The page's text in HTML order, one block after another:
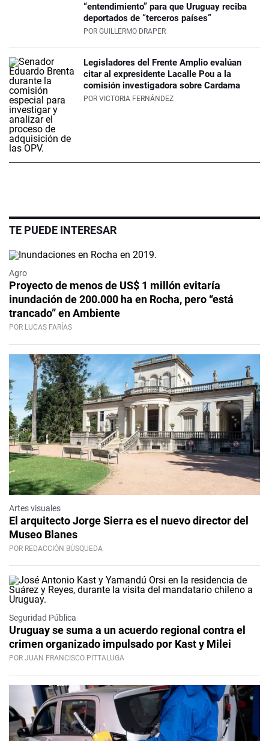
“entendimiento” para que Uruguay reciba
deportados de “terceros países”
POR GUILLERMO DRAPER
Legisladores del Frente Amplio evalúan
citar al expresidente Lacalle Pou a la
comisión investigadora sobre Cardama
POR VICTORIA FERNÁNDEZ
TE PUEDE INTERESAR
Agro
Proyecto de menos de US$ 1 millón evitaría
inundación de 200.000 ha en Rocha, pero “está
trancado” en Ambiente
POR LUCAS FARÍAS
Artes visuales
El arquitecto Jorge Sierra es el nuevo director del
Museo Blanes
POR REDACCIÓN BÚSQUEDA
Seguridad Pública
Uruguay se suma a un acuerdo regional contra el
crimen organizado impulsado por Kast y Milei
POR JUAN FRANCISCO PITTALUGA